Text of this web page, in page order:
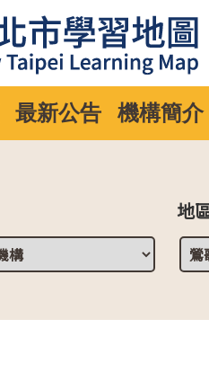
最新公告 機構簡介
地